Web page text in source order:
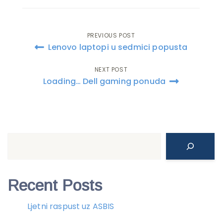
Post
PREVIOUS POST
Lenovo laptopi u sedmici popusta
NEXT POST
Loading… Dell gaming ponuda
Recent Posts
Ljetni raspust uz ASBIS